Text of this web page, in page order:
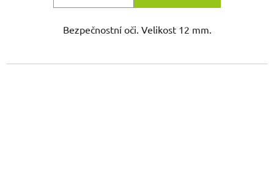
Bezpečnostní oči. Velikost 12 mm.